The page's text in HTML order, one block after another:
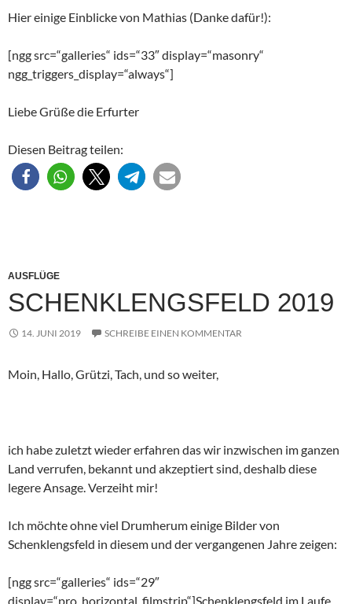
Hier einige Einblicke von Mathias (Danke dafür!):
[ngg src=“galleries“ ids=“33″ display=“masonry“
ngg_triggers_display=“always“]
Liebe Grüße die Erfurter
Diesen Beitrag teilen:
AUSFLÜGE
SCHENKLENGSFELD 2019
14. JUNI 2019 SCHREIBE EINEN KOMMENTAR
Moin, Hallo, Grützi, Tach, und so weiter,
ich habe zuletzt wieder erfahren das wir inzwischen im ganzen
Land verrufen, bekannt und akzeptiert sind, deshalb diese
legere Ansage. Verzeiht mir!
Ich möchte ohne viel Drumherum einige Bilder von
Schenklengsfeld in diesem und der vergangenen Jahre zeigen:
[ngg src=“galleries“ ids=“29″
display=“pro_horizontal_filmstrip“]Schenklengsfeld im Laufe